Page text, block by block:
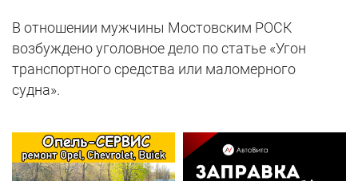
В отношении мужчины Мостовским РОСК
возбуждено уголовное дело по статье «Угон
транспортного средства или маломерного
судна».